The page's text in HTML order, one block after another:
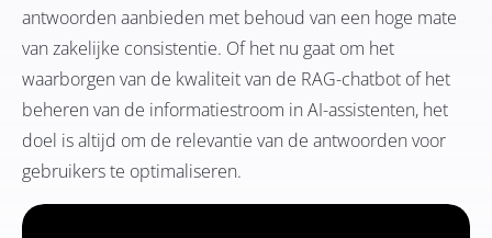
antwoorden aanbieden met behoud van een hoge mate
van zakelijke consistentie. Of het nu gaat om het
waarborgen van de kwaliteit van de RAG-chatbot of het
beheren van de informatiestroom in AI-assistenten, het
doel is altijd om de relevantie van de antwoorden voor
gebruikers te optimaliseren.